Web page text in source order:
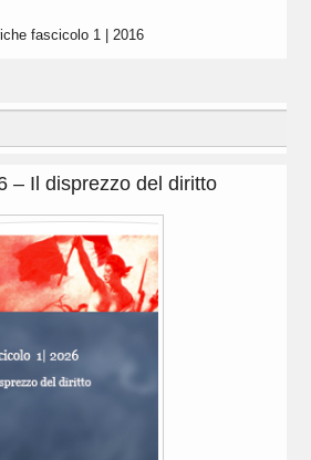
fascicolo 1 | 2016
– Il disprezzo del diritto